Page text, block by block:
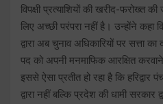
विपक्षी प्रत्याशियों की खरीद-फरोख्त
लिए अच्छी परंपरा नहीं है। उन्होंने कहा
द्वारा अब चुनाव अधिकारियों पर सत्ता
पद को अपनी मनमाफिक आरक्षित
इससे ऐसा प्रतीत हो रहा है कि हरिद्वार
द्वारा नहीं बल्कि प्रदेश की धामी सरकार